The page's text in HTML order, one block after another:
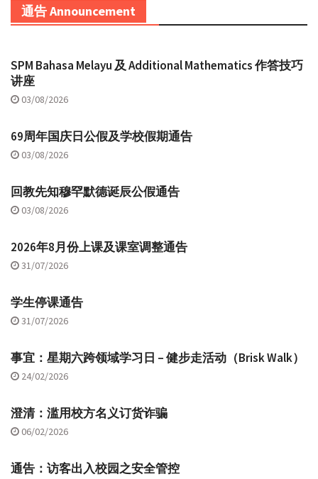
通告 Announcement
SPM Bahasa Melayu 及 Additional Mathematics 作答技巧
讲座
03/08/2026
69周年国庆日公假及学校假期通告
03/08/2026
回教先知穆罕默德诞辰公假通告
03/08/2026
2026年8月份上课及课室调整通告
31/07/2026
学生停课通告
31/07/2026
事宜：星期六跨领域学习日 – 健步走活动（Brisk Walk）
24/02/2026
澄清：滥用校方名义订货诈骗
06/02/2026
通告：访客出入校园之安全管控